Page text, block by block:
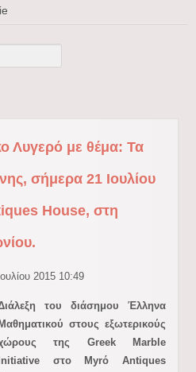
Λυγερό με θέμα: Τα
σήμερα 21 Ιουλίου
House, στη
2015 10:49
του διάσημου Έλληνα
Μαθηματικού στους εξωτερικούς
της Greek Marble
Initiative στο Myrό Antiques